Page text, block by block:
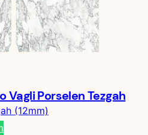
Porselen Tezgah
(12mm)